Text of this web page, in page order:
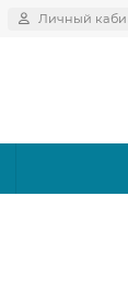
Личный